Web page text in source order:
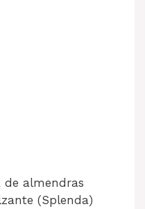
de almendras
(Splenda)